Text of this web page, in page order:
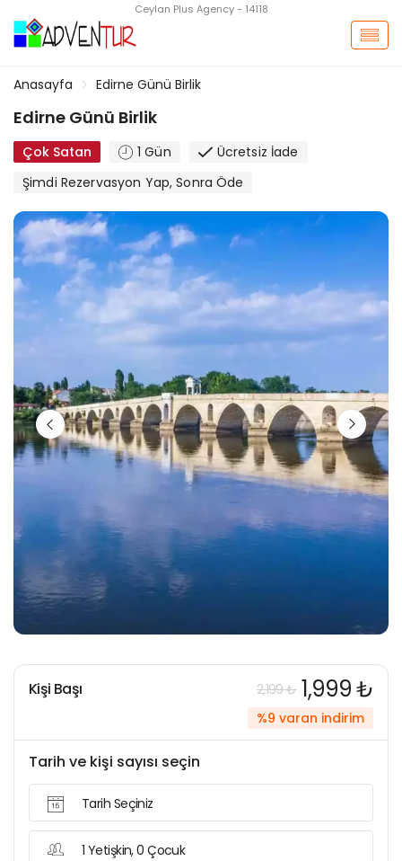
Ceylan Plus Agency - 14118
Anasayfa Edirne Günü Birlik
Edirne Günü Birlik
Çok Satan 1 Gün
Ücretsiz İade
Şimdi Rezervasyon Yap, Sonra Öde
Kişi Başı 2,199 ₺ 1,999 ₺
%9 varan indirim
Tarih ve kişi sayısı seçin
Tarih Seçiniz
1 Yetişkin, 0 Çocuk